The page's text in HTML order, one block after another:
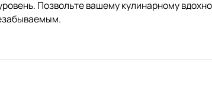
Позвольте вашему кулинарному